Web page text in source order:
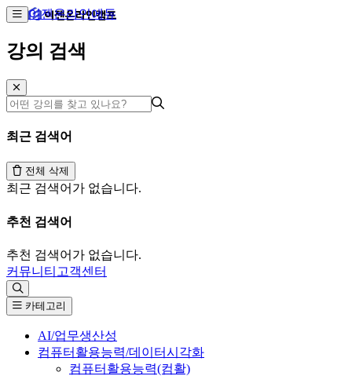
이젠온라인에듀
강의 검색
최근 검색어
전체 삭제
최근 검색어가 없습니다.
추천 검색어
추천 검색어가 없습니다.
커뮤니티 고객센터
카테고리
AI/업무생산성
컴퓨터활용능력/데이터시각화
컴퓨터활용능력(컴활)